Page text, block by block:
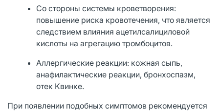
Со стороны системы кроветворения:
повышение риска кровотечения, что является
следствием влияния ацетилсалициловой
кислоты на агрегацию тромбоцитов.
Аллергические реакции: кожная сыпь,
анафилактические реакции, бронхоспазм,
отек Квинке.
При появлении подобных симптомов рекомендуется